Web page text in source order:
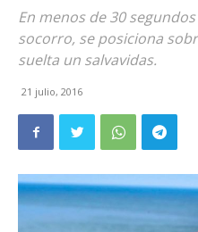
En menos de 30
socorro, se posiciona
suelta un salvavidas.
21 julio, 2016